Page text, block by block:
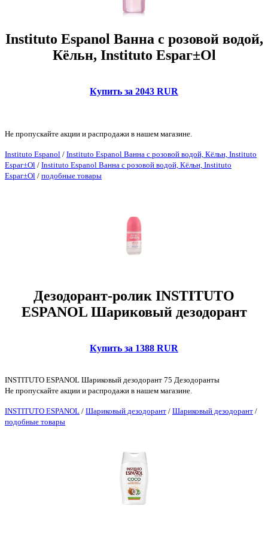
Instituto Espanol Ванна с розовой водой,
Кёльн, Instituto Espaг±Ol
Купить за 2043 RUR
Не пропускайте акции и распродажи в нашем магазине.
Instituto Espanol / Instituto Espanol Ванна с розовой водой, Кёльн, Instituto
Espaг±Ol / Instituto Espanol Ванна с розовой водой, Кёльн, Instituto
Espaг±Ol / подобные товары
Дезодорант-ролик INSTITUTO
ESPANOL Шариковый дезодорант
Купить за 1388 RUR
INSTITUTO ESPANOL Шариковый дезодорант 75 Дезодоранты
Не пропускайте акции и распродажи в нашем магазине.
INSTITUTO ESPANOL / Шариковый дезодорант / Шариковый дезодорант /
подобные товары